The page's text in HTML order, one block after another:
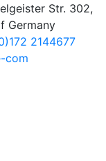
Str. 302,
Germany
2144677
com